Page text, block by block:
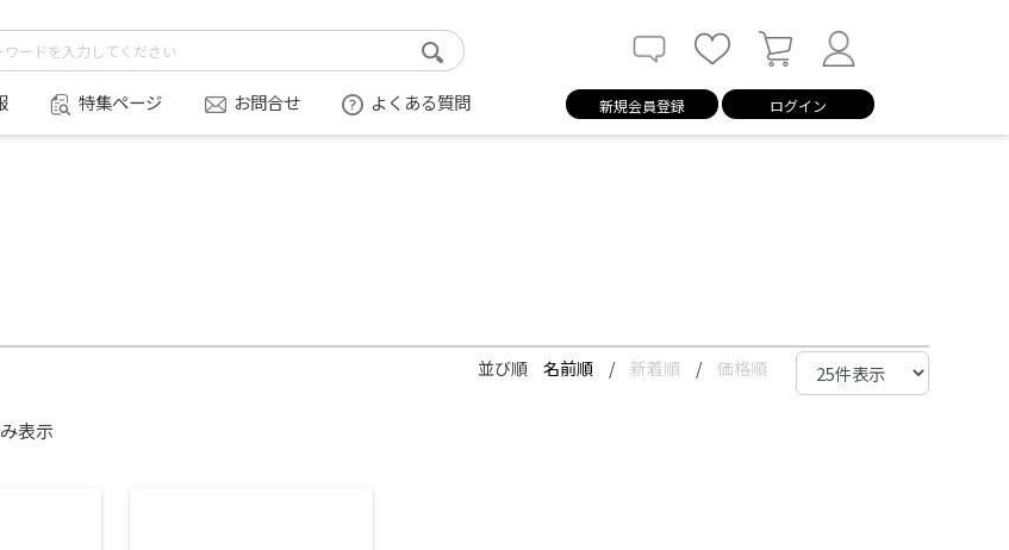
特集ページ お問合せ よくある質問 新規会員登録 ログイン
並び順 名前順 / 新着順 / 価格順
表示